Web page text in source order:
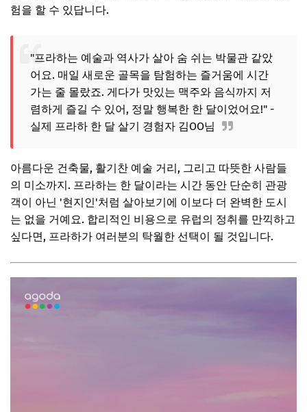
1. 현지 식료품점에서 장보기
📌 지금 뜨는 꿀정보! 놓치지 마세요
추가할인 코드 WRVE6
교통과 즐길 거리, 돈 아끼며 프라하 온전히 즐기기
1. 프라하 대중교통 마스터하기
📌 지금 뜨는 꿀정보! 놓치지 마세요
추가할인 코드 WRVE6
놓치기 쉬운 숨겨진 비용과 절약 꿀팁
1. 예상치 못한 지출에 대비하기
📌 지금 뜨는 꿀정보! 놓치지 마세요
험을 할 수 있답니다.
"프라하는 예술과 역사가 살아 숨 쉬는 박물관 같았
어요. 매일 새로운 골목을 탐험하는 즐거움에 시간
가는 줄 몰랐죠. 게다가 맛있는 맥주와 음식까지 저
렴하게 즐길 수 있어, 정말 행복한 한 달이었어요!" -
실제 프라하 한 달 살기 경험자 김OO님
아름다운 건축물, 활기찬 예술 거리, 그리고 따뜻한 사람들
의 미소까지. 프라하는 한 달이라는 시간 동안 단순히 관광
객이 아닌 '현지인'처럼 살아보기에 이보다 더 완벽한 도시
는 없을 거예요. 합리적인 비용으로 유럽의 정취를 만끽하고
싶다면, 프라하가 여러분의 탁월한 선택이 될 것입니다.